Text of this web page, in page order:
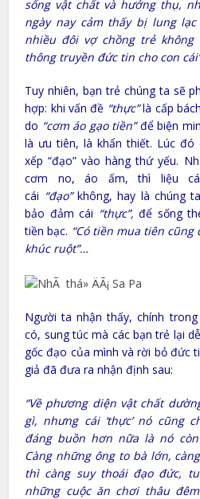
sống vật chất và hưởng thụ,
ngày nay cảm thấy bị lung
nhiều đôi vợ chồng trẻ
thông truyền đức tin cho con
Tuy nhiên, bạn trẻ chúng ta sẽ
hợp: khi vấn đề “thực”là cấp
do “cơm áo gạo tiền”để biện
là ưu tiên, là khẩn thiết. Lúc đó
xếp “đạo” vào hàng thứ yếu.
cơm no, áo ấm, thì liệu
cái “đạo”không, hay là chúng
bảo đảm cái “thực”, để sống
tiền bạc. “Có tiền mua tiên cũng
khúc ruột”…
Người ta nhận thấy, chính
có, sung túc mà các bạn trẻ lại
gốc đạo của mình và rời bỏ đức
giả đã đưa ra nhận định sau:
“Về phương diện vật chất
gì, nhưng cái ‘thực’ nó cũng
đáng buồn hơn nữa là nó còn
Càng những ông to bà lớn,
thì càng suy thoái đạo đức,
những cuộc ăn chơi thâu